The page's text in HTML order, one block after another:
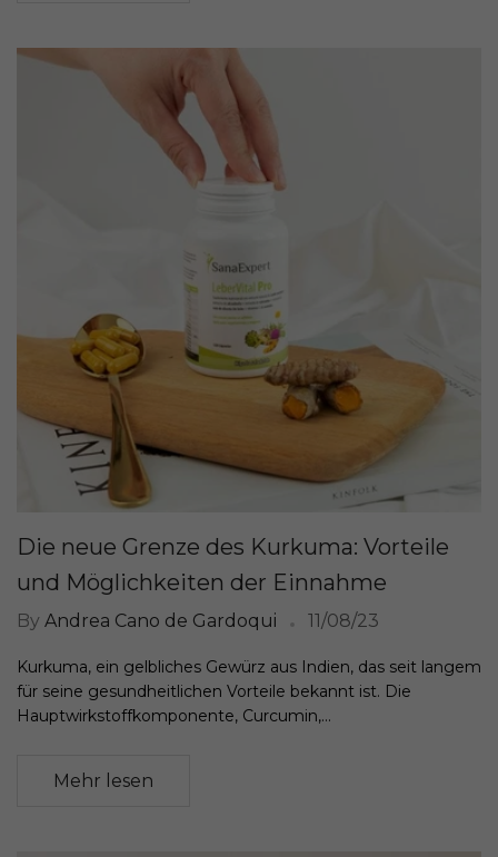
Die neue Grenze des Kurkuma: Vorteile
und Möglichkeiten der Einnahme
By Andrea Cano de Gardoqui 11/08/23
Kurkuma, ein gelbliches Gewürz aus Indien, das seit langem
für seine gesundheitlichen Vorteile bekannt ist. Die
Hauptwirkstoffkomponente, Curcumin,...
Mehr lesen